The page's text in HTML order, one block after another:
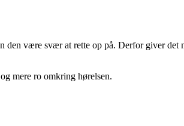
den være svær at rette op på. Derfor giver det
mere ro omkring hørelsen.